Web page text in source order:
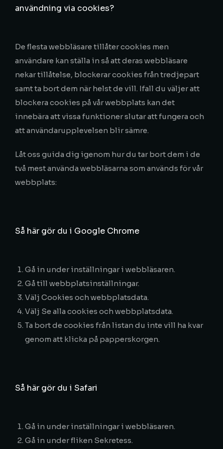
användning via cookies?
De flesta webbläsare tillåter cookies men
användare kan ställa in så att deras webbläsare
nekar tillåtelse, blockerar cookies från tredjepart
samt ta bort dem när helst de vill. Ifall du väljer att
blockera cookies på vår webbplats kan det
innebära att vissa funktioner slutar att fungera och
att användarupplevelsen blir sämre.
Låt oss guida dig igenom hur du tar bort dem i de
två mest använda webbläsarna som används för vår
webbplats:
Så här gör du i Google Chrome
Gå in under inställningar i webbläsaren.
Gå till webbplatsinställningar.
Välj Cookies och webbplatsdata.
Välj Se alla cookies och webbplatsdata.
Ta bort de cookies från listan du inte vill ha kvar
genom att klicka på papperskorgen.
Så här gör du i Safari
Gå in under inställningar i webbläsaren.
Gå in under fliken Sekretess.